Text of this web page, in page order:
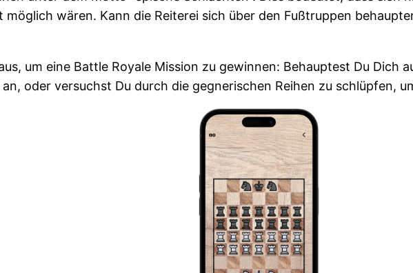
wären. Kann die Reiterei sich über den Fußtruppen
um eine Battle Royale Mission zu gewinnen: Behauptest Du Dich
oder versuchst Du durch die gegnerischen Reihen zu schlüpfen,